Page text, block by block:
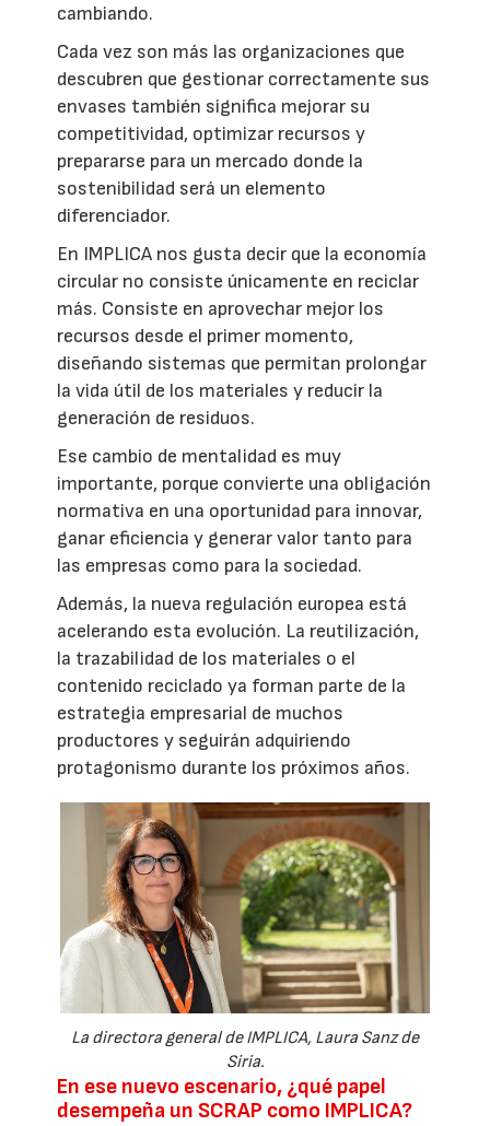
cambiando.
Cada vez son más las organizaciones que
descubren que gestionar correctamente sus
envases también significa mejorar su
competitividad, optimizar recursos y
prepararse para un mercado donde la
sostenibilidad será un elemento
diferenciador.
En IMPLICA nos gusta decir que la economía
circular no consiste únicamente en reciclar
más. Consiste en aprovechar mejor los
recursos desde el primer momento,
diseñando sistemas que permitan prolongar
la vida útil de los materiales y reducir la
generación de residuos.
Ese cambio de mentalidad es muy
importante, porque convierte una obligación
normativa en una oportunidad para innovar,
ganar eficiencia y generar valor tanto para
las empresas como para la sociedad.
Además, la nueva regulación europea está
acelerando esta evolución. La reutilización,
la trazabilidad de los materiales o el
contenido reciclado ya forman parte de la
estrategia empresarial de muchos
productores y seguirán adquiriendo
protagonismo durante los próximos años.
La directora general de IMPLICA, Laura Sanz de
Siria.
En ese nuevo escenario, ¿qué papel
desempeña un SCRAP como IMPLICA?